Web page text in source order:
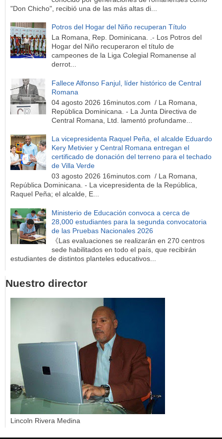
"Don Chicho", recibió una de las más altas di...
Potros del Hogar del Niño recuperan Título
La Romana, Rep. Dominicana. .- Los Potros del
Hogar del Niño recuperaron el título de
campeones de la Liga Colegial Romanense al
derrot...
Fallece Alfonso Fanjul, líder histórico de Central
Romana
04 agosto 2026 16minutos.com / La Romana,
República Dominicana. - La Junta Directiva de
Central Romana, Ltd. lamentó profundame...
La vicepresidenta Raquel Peña, el alcalde Eduardo
Kery Metivier y Central Romana entregan el
certificado de donación del terreno para el techado
de Villa Verde
03 agosto 2026 16minutos.com / La Romana,
República Dominicana. - La vicepresidenta de la República,
Raquel Peña; el alcalde, E...
Ministerio de Educación convoca a cerca de
28,000 estudiantes para la segunda convocatoria
de las Pruebas Nacionales 2026
《Las evaluaciones se realizarán en 270 centros
sede habilitados en todo el país, que recibirán
estudiantes de distintos planteles educativos...
Nuestro director
Lincoln Rivera Medina